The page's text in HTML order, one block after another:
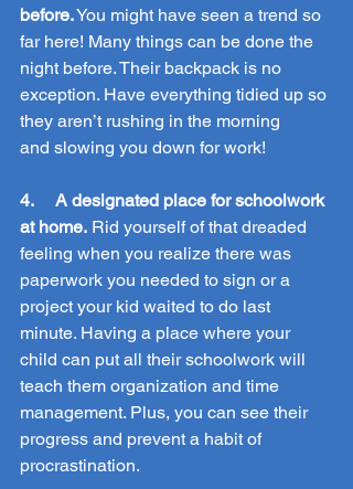
before. You might have seen a trend so
far here! Many things can be done the
night before. Their backpack is no
exception. Have everything tidied up so
they aren’t rushing in the morning
and slowing you down for work!
4.     A designated place for schoolwork
at home. Rid yourself of that dreaded
feeling when you realize there was
paperwork you needed to sign or a
project your kid waited to do last
minute. Having a place where your
child can put all their schoolwork will
teach them organization and time
management. Plus, you can see their
progress and prevent a habit of
procrastination.